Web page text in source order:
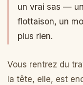
un vrai sas —
flottaison, un
plus rien.
Vous rentrez du
la tête, elle, est